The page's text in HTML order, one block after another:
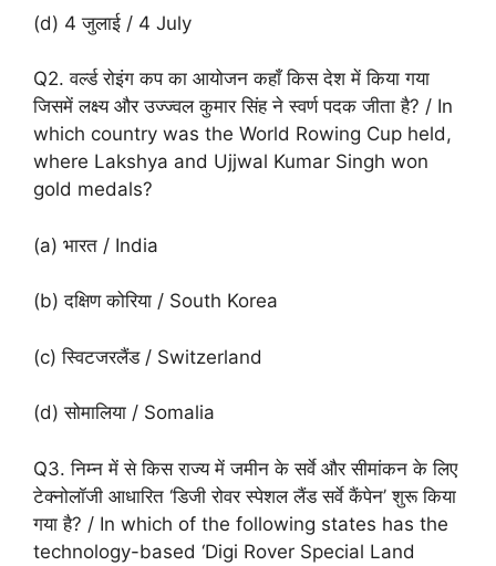
(d) 4 जुलाई / 4 July
Q2. वर्ल्ड रोइंग कप का आयोजन कहाँ किस देश में किया गया
जिसमें लक्ष्य और उज्ज्वल कुमार सिंह ने स्वर्ण पदक जीता है? / In
which country was the World Rowing Cup held,
where Lakshya and Ujjwal Kumar Singh won
gold medals?
(a) भारत / India
(b) दक्षिण कोरिया / South Korea
(c) स्विटजरलैंड / Switzerland
(d) सोमालिया / Somalia
Q3. निम्न में से किस राज्य में जमीन के सर्वे और सीमांकन के लिए
टेक्नोलॉजी आधारित ‘डिजी रोवर स्पेशल लैंड सर्वे कैंपेन’ शुरू किया
गया है? / In which of the following states has the
technology-based ‘Digi Rover Special Land